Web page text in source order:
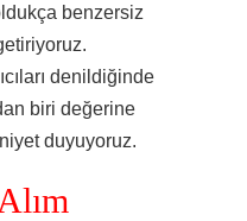
benzersiz
denildiğinde
biri değerine
duyuyoruz.